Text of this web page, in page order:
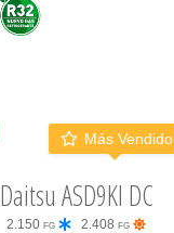
Disponibilidad
Inmediata
Más Vendido
Daitsu ASD9KI DC
2.150 fg 2.408 fg